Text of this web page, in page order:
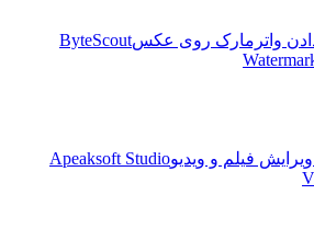
دادن واترمارک روی عکسByteScout
فیلم و ویدیوApeaksoft Studio